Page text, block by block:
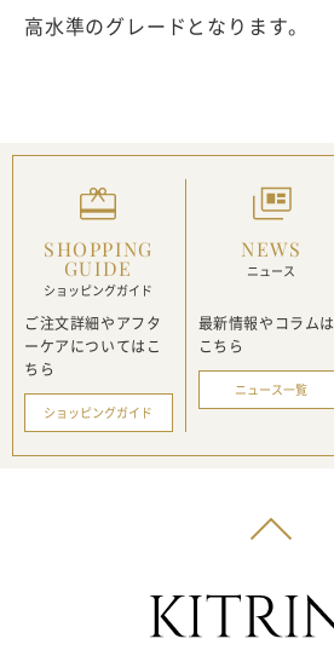
高水準のグレードとなります。
SHOPPING
GUIDE
ショッピングガイド
ご注文詳細やアフタ
ーケアについてはこ
ちら
ショッピングガイド
NEWS
ニュース
最新情報や コラムは
こちら
ニュース一覧